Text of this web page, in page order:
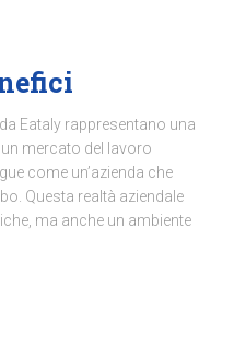
Eataly rappresentano una
mercato del lavoro
come un’azienda che
Questa realtà aziendale
ma anche un ambiente